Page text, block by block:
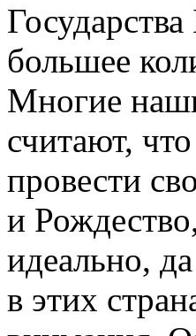
большее
Многие
считают,
провести
и
идеально,
в этих